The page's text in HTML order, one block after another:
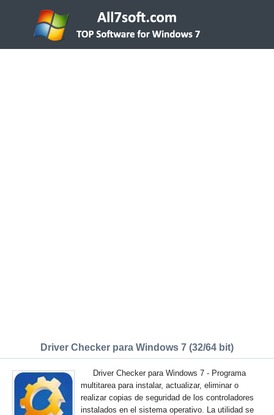
Driver Checker para Windows 7 (32/64 bit)
Driver Checker para Windows 7 - Programa
multitarea para instalar, actualizar, eliminar o
realizar copias de seguridad de los controladores
instalados en el sistema operativo. La utilidad se